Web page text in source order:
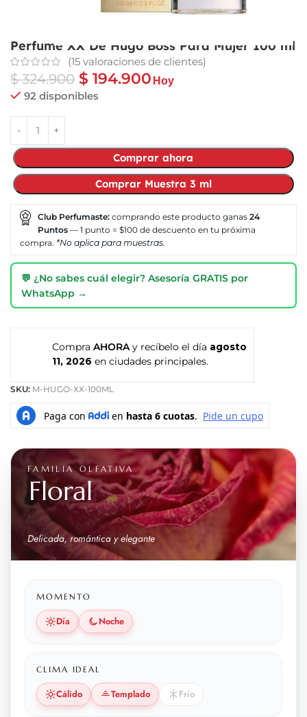
Perfume XX De Hugo Boss Para Mujer 100 ml
(15 valoraciones de clientes)
$324.900 $ 194.900 Hoy
92 disponibles
Comprar ahora
Comprar Muestra 3 ml
Club Perfumaste: comprando este producto ganas 24
Puntos — 1 punto = $100 de descuento en tu próxima
compra. *No aplica para muestras.
💬 ¿No sabes cuál elegir? Asesoría GRATIS por
WhatsApp →
Compra AHORA y recíbelo el día agosto
11, 2026 en ciudades principales.
SKU: M-HUGO-XX-100ML
FAMILIA OLFATIVA
Floral
Delicada, romántica y elegante
MOMENTO
Día Noche
CLIMA IDEAL
Cálido Templado Frío